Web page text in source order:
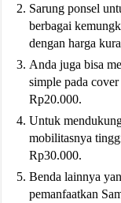
Sarung ponsel
berbagai
dengan harga
Anda juga bisa
simple pada
Rp20.000.
Untuk
mobilitasnya
Rp30.000.
Benda lainnya
pemanfaatkan